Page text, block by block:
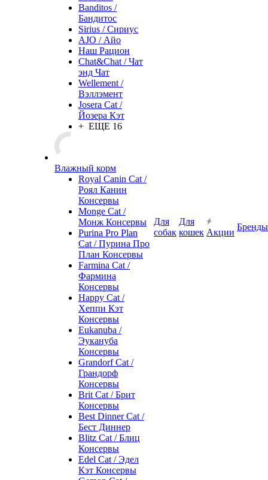
Banditos /
Бандитос
Sirius / Сириус
AJO / Айо
Наш Рацион
Chat&Chat / Чат
энд Чат
Wellement /
Вэллэмент
Josera Cat /
Йозера Кэт
+ ЕЩЕ 16
Влажный корм
Royal Canin Cat /
Роял Канин
Консервы
Monge Cat /
Монж Консервы
Purina Pro Plan
Cat / Пурина Про
План Консервы
Farmina Cat /
Фармина
Консервы
Happy Cat /
Хеппи Кэт
Консервы
Eukanuba /
Эукануба
Консервы
Grandorf Cat /
Грандорф
Консервы
Brit Cat / Брит
Консервы
Best Dinner Cat /
Бест Диннер
Blitz Cat / Блиц
Консервы
Edel Cat / Эдел
Кэт Консервы
Для
собак
Для
кошек Акции
Бренды